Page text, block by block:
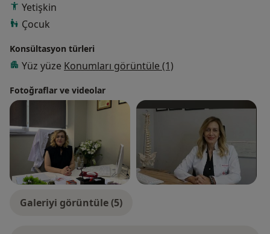
Yetişkin
Çocuk
Konsültasyon türleri
Yüz yüze Konumları görüntüle (1)
Fotoğraflar ve videolar
Galeriyi görüntüle (5)